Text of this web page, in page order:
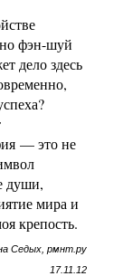
фэн-шуй
дело здесь
— это не
души,
мира и
крепость.
Седых, рмнт.ру
17.11.12